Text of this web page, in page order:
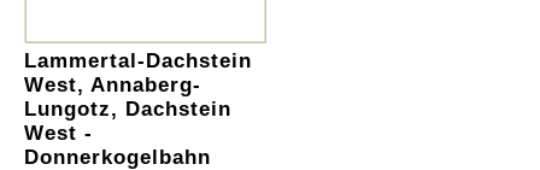
Lammertal-Dachstein
West, Annaberg-
Lungotz, Dachstein
West -
Donnerkogelbahn